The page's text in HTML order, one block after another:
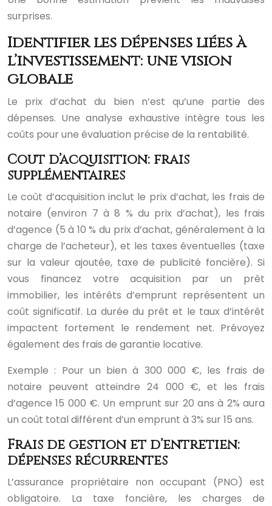
surprises.
Identifier les dépenses liées à
l’investissement: une vision
globale
Le prix d’achat du bien n’est qu’une partie des
dépenses. Une analyse exhaustive intègre tous les
coûts pour une évaluation précise de la rentabilité.
Coût d’acquisition: frais
supplémentaires
Le coût d’acquisition inclut le prix d’achat, les frais de
notaire (environ 7 à 8 % du prix d’achat), les frais
d’agence (5 à 10 % du prix d’achat, généralement à la
charge de l’acheteur), et les taxes éventuelles (taxe
sur la valeur ajoutée, taxe de publicité foncière). Si
vous financez votre acquisition par un prêt
immobilier, les intérêts d’emprunt représentent un
coût significatif. La durée du prêt et le taux d’intérêt
impactent fortement le rendement net. Prévoyez
également des frais de garantie locative.
Exemple : Pour un bien à 300 000 €, les frais de
notaire peuvent atteindre 24 000 €, et les frais
d’agence 15 000 €. Un emprunt sur 20 ans à 2% aura
un coût total différent d’un emprunt à 3% sur 15 ans.
Frais de gestion et d’entretien:
dépenses récurrentes
L’assurance propriétaire non occupant (PNO) est
obligatoire. La taxe foncière, les charges de